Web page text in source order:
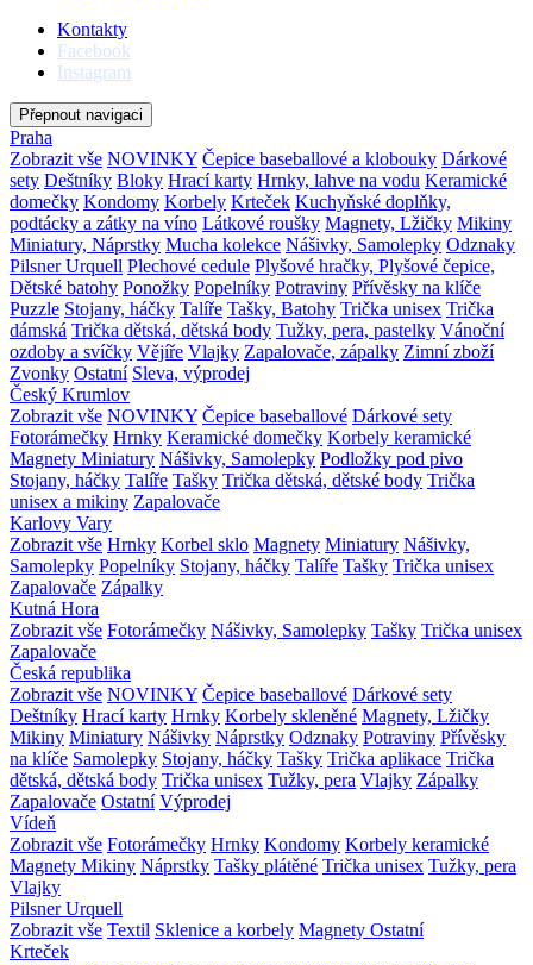
Kontakty
Facebook
Instagram
Přepnout navigaci
Praha
Zobrazit vše NOVINKY Čepice baseballové a klobouky Dárkové
sety Deštníky Bloky Hrací karty Hrnky, lahve na vodu Keramické
domečky Kondomy Korbely Krteček Kuchyňské doplňky,
podtácky a zátky na víno Látkové roušky Magnety, Lžičky Mikiny
Miniatury, Náprstky Mucha kolekce Nášivky, Samolepky Odznaky
Pilsner Urquell Plechové cedule Plyšové hračky, Plyšové čepice,
Dětské batohy Ponožky Popelníky Potraviny Přívěsky na klíče
Puzzle Stojany, háčky Talíře Tašky, Batohy Trička unisex Trička
dámská Trička dětská, dětská body Tužky, pera, pastelky Vánoční
ozdoby a svíčky Vějíře Vlajky Zapalovače, zápalky Zimní zboží
Zvonky Ostatní Sleva, výprodej
Český Krumlov
Zobrazit vše NOVINKY Čepice baseballové Dárkové sety
Fotorámečky Hrnky Keramické domečky Korbely keramické
Magnety Miniatury Nášivky, Samolepky Podložky pod pivo
Stojany, háčky Talíře Tašky Trička dětská, dětské body Trička
unisex a mikiny Zapalovače
Karlovy Vary
Zobrazit vše Hrnky Korbel sklo Magnety Miniatury Nášivky,
Samolepky Popelníky Stojany, háčky Talíře Tašky Trička unisex
Zapalovače Zápalky
Kutná Hora
Zobrazit vše Fotorámečky Nášivky, Samolepky Tašky Trička unisex
Zapalovače
Česká republika
Zobrazit vše NOVINKY Čepice baseballové Dárkové sety
Deštníky Hrací karty Hrnky Korbely skleněné Magnety, Lžičky
Mikiny Miniatury Nášivky Náprstky Odznaky Potraviny Přívěsky
na klíče Samolepky Stojany, háčky Tašky Trička aplikace Trička
dětská, dětská body Trička unisex Tužky, pera Vlajky Zápalky
Zapalovače Ostatní Výprodej
Vídeň
Zobrazit vše Fotorámečky Hrnky Kondomy Korbely keramické
Magnety Mikiny Náprstky Tašky plátěné Trička unisex Tužky, pera
Vlajky
Pilsner Urquell
Zobrazit vše Textil Sklenice a korbely Magnety Ostatní
Krteček